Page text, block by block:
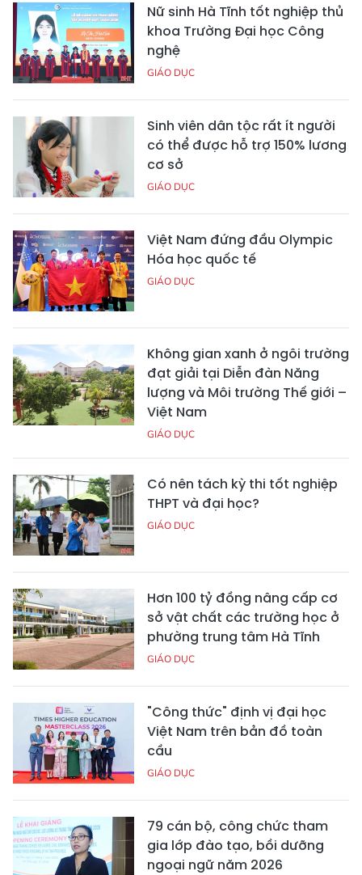
Nữ sinh Hà Tĩnh tốt nghiệp thủ
khoa Trường Đại học Công
nghệ
GIÁO DỤC
Sinh viên dân tộc rất ít người
có thể được hỗ trợ 150% lương
cơ sở
GIÁO DỤC
Việt Nam đứng đầu Olympic
Hóa học quốc tế
GIÁO DỤC
Không gian xanh ở ngôi trường
đạt giải tại Diễn đàn Năng
lượng và Môi trường Thế giới –
Việt Nam
GIÁO DỤC
Có nên tách kỳ thi tốt nghiệp
THPT và đại học?
GIÁO DỤC
Hơn 100 tỷ đồng nâng cấp cơ
sở vật chất các trường học ở
phường trung tâm Hà Tĩnh
GIÁO DỤC
"Công thức" định vị đại học
Việt Nam trên bản đồ toàn
cầu
GIÁO DỤC
79 cán bộ, công chức tham
gia lớp đào tạo, bồi dưỡng
ngoại ngữ năm 2026